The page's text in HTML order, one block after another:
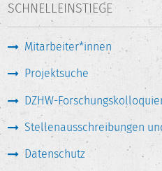
SCHNELLEINSTIEGE
Mitarbeiter*innen
Projektsuche
DZHW-
Stellenausschreibungen
Datenschutz